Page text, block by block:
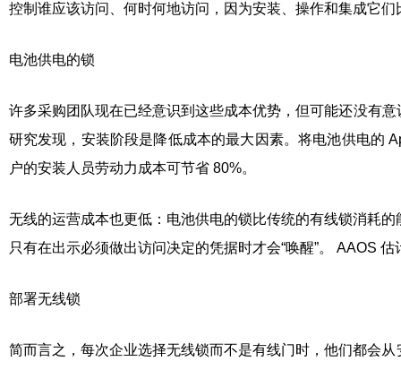
控制谁应该访问、何时何地访问，因为安装、操作和集成它
电池供电的锁
许多采购团队现在已经意识到这些成本优势，但可能还没有
研究发现，安装阶段是降低成本的最大因素。将电池供电的
户的安装人员劳动力成本可节省 80%。
无线的运营成本也更低：电池供电的锁比传统的有线锁消耗
只有在出示必须做出访问决定的凭据时才会“唤醒”。 AAOS
部署无线锁
简而言之，每次企业选择无线锁而不是有线门时，他们都会